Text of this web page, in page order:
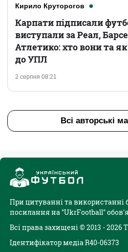
Кирило Круторогов
2 серпня 08:21
Карпати підписали
виступали за Реал,
Атлетико: хто вони та
до УПЛ
Всі авторські
При цитуванні та використанні
посилання на "UkrFootball"
Всі права захищені © 2013 - 2026
Ідентифікатор медіа R40-06373